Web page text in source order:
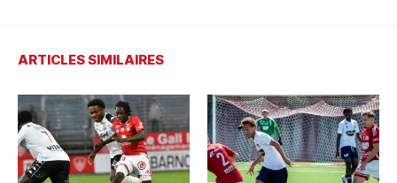
ARTICLES SIMILAIRES